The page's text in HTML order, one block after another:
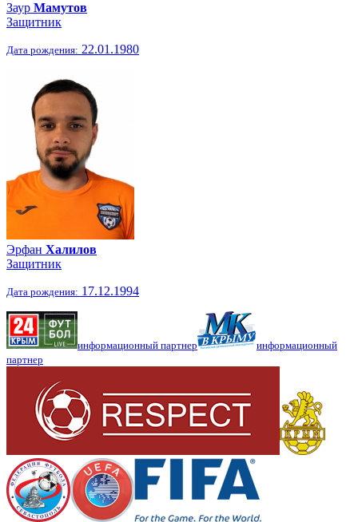
Заур Мамутов
Защитник
Дата рождения: 22.01.1980
Эрфан Халилов
Защитник
Дата рождения: 17.12.1994
информационный партнер
информационный
партнер